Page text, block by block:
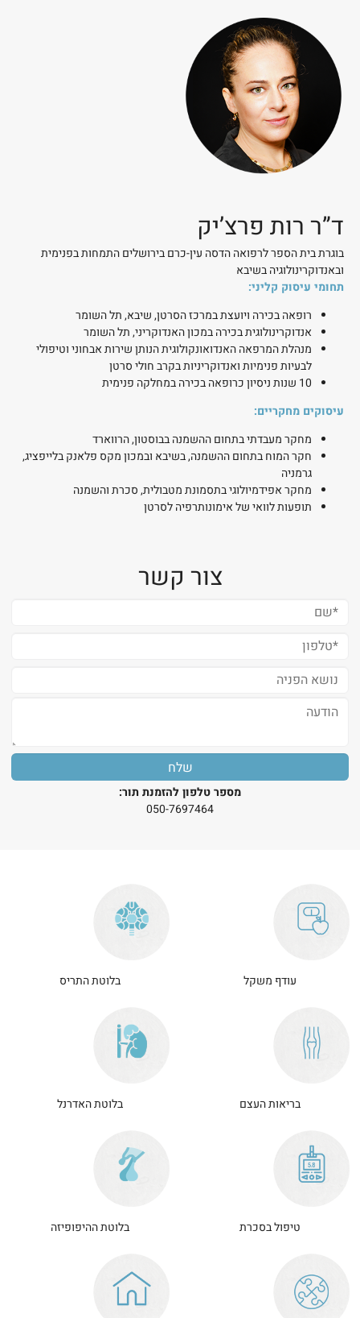
ד”ר רות פרצ’יק
בוגרת בית הספר לרפואה הדסה עין-כרם בירושלים התמחות בפנימית
ובאנדוקרינולוגיה בשיבא
תחומי עיסוק קליני:
רופאה בכירה ויועצת במרכז הסרטן, שיבא, תל השומר
אנדוקרינולוגית בכירה במכון האנדוקריני, תל השומר
מנהלת המרפאה האנדואונקולוגית הנותן שירות אבחוני וטיפולי
לבעיות פנימיות ואנדוקריניות בקרב חולי סרטן
10 שנות ניסיון כרופאה בכירה במחלקה פנימית
עיסוקים מחקריים:
מחקר מעבדתי בתחום ההשמנה בבוסטון, הרווארד
חקר המוח בתחום ההשמנה, בשיבא ובמכון מקס פלאנק בלייפציג,
גרמניה
מחקר אפידמיולוגי בתסמונת מטבולית, סכרת והשמנה
תופעות לוואי של אימונותרפיה לסרטן
צור קשר
מספר טלפון להזמנת תור:
050-7697464
עודף משקל בלוטת התריס
בריאות העצם בלוטת האדרנל
טיפול בסכרת בלוטת ההיפופיזה